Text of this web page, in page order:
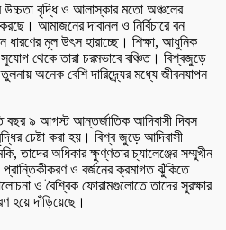
উচ্চতা বৃদ্ধি ও আলাস্কার মতো অঞ্চলের
আমাজনের দাবানল ও নির্বিচারে বন
ধারণের মূল উৎস হারাচ্ছে। শিক্ষা, আধুনিক
সুযোগ থেকে তারা চরমভাবে বঞ্চিত। বিশ্বজুড়ে
অনেক বেশি দারিদ্র্যের মধ্যে জীবনযাপন
বছর ৯ আগস্ট আন্তর্জাতিক আদিবাসী দিবস
চেষ্টা করা হয়। বিশ্ব জুড়ে আদিবাসী
তাদের অধিকার ক্ষুণ্ণতার চ্যালেঞ্জের সম্মুখীন
ও বর্জনের ক্রমাগত ঝুঁকিতে
ও বৈশ্বিক ফোরামগুলোতে তাদের সুরক্ষার
হয়ে দাঁড়িয়েছে।